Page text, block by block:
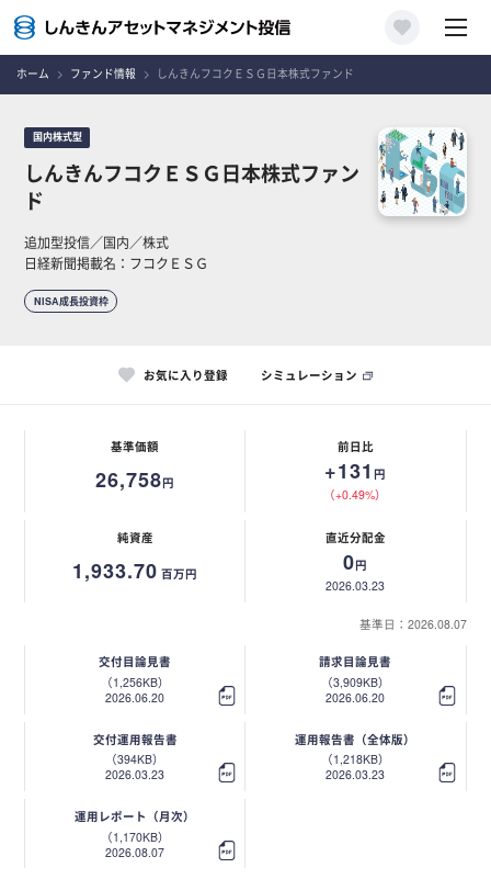
ホーム ファンド情報 しんきんフコクＥＳＧ日本株式ファンド
国内株式型
しんきんフコクＥＳＧ日本株式ファン
ド
追加型投信／国内／株式
日経新聞掲載名：フコクＥＳＧ
NISA成長投資枠
お気に入り登録 シミュレーション
基準価額
26,758円
前日比
+131円
（+0.49%）
純資産
1,933.70 百万円
直近分配金
0円
2026.03.23
基準日：2026.08.07
交付目論見書
（1,256KB）
2026.06.20
請求目論見書
（3,909KB）
2026.06.20
交付運用報告書
（394KB）
2026.03.23
運用報告書（全体版）
（1,218KB）
2026.03.23
運用レポート（月次）
（1,170KB）
2026.08.07